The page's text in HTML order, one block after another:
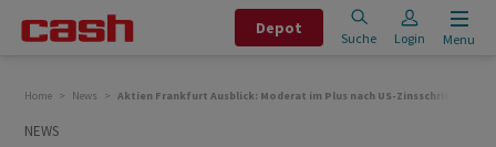
Depot
Suche Login Menu
Home News Aktien Frankfurt Ausblick: Moderat im Plus nach US-Zinsschritt - EZB
NEWS